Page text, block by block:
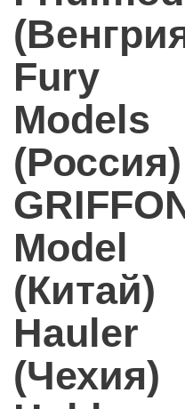
Fury
Models
(Россия)
Model
(Китай)
Hauler
(Чехия)